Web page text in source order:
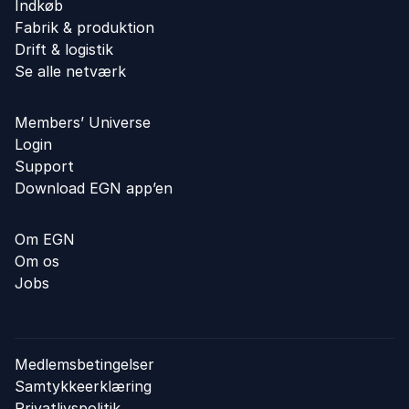
Indkøb
Fabrik & produktion
Drift & logistik
Se alle netværk
Members’ Universe
Login
Support
Download EGN app’en
Om EGN
Om os
Jobs
Medlemsbetingelser
Samtykkeerklæring